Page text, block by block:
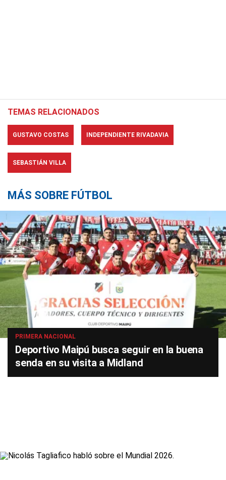
TEMAS RELACIONADOS
GUSTAVO COSTAS INDEPENDIENTE RIVADAVIA
SEBASTIÁN VILLA
MÁS SOBRE FÚTBOL
PRIMERA NACIONAL
Deportivo Maipú busca seguir en la buena
senda en su visita a Midland